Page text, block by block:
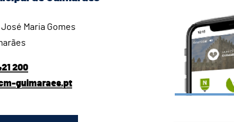
José Maria Gomes
200
guimaraes.pt